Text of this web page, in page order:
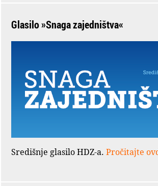
Glasilo »Snaga zajedništva«
Središnje glasilo HDZ-a. Pročitajte